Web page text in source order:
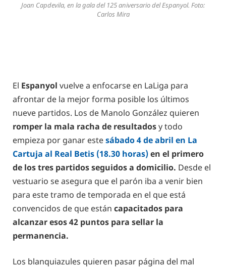
Joan Capdevila, en la gala del 125 aniversario del Espanyol. Foto:
Carlos Mira
El Espanyol vuelve a enfocarse en LaLiga para
afrontar de la mejor forma posible los últimos
nueve partidos. Los de Manolo González quieren
romper la mala racha de resultadosy todo
empieza por ganar estesábado 4 de abril en La
Cartuja al Real Betis (18.30 horas)en el primero
de los tres partidos seguidos a domicilio. Desde el
vestuario se asegura que el parón iba a venir bien
para este tramo de temporada en el que está
convencidos de que están capacitados para
alcanzar esos 42 puntos para sellar la
permanencia.
Los blanquiazules quieren pasar página del mal